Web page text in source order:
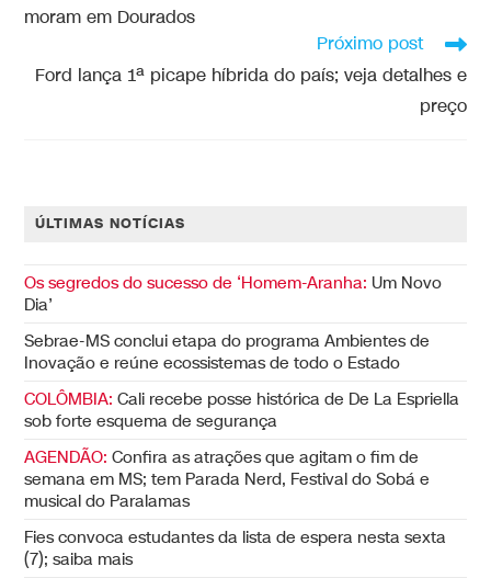
moram em Dourados
Próximo post
Ford lança 1ª picape híbrida do país; veja detalhes e
preço
ÚLTIMAS NOTÍCIAS
Os segredos do sucesso de ‘Homem-Aranha: Um Novo
Dia’
Sebrae-MS conclui etapa do programa Ambientes de
Inovação e reúne ecossistemas de todo o Estado
COLÔMBIA: Cali recebe posse histórica de De La Espriella
sob forte esquema de segurança
AGENDÃO: Confira as atrações que agitam o fim de
semana em MS; tem Parada Nerd, Festival do Sobá e
musical do Paralamas
Fies convoca estudantes da lista de espera nesta sexta
(7); saiba mais